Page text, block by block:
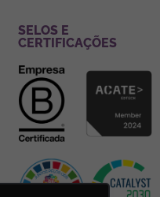
SELOS E
CERTIFICAÇÕES